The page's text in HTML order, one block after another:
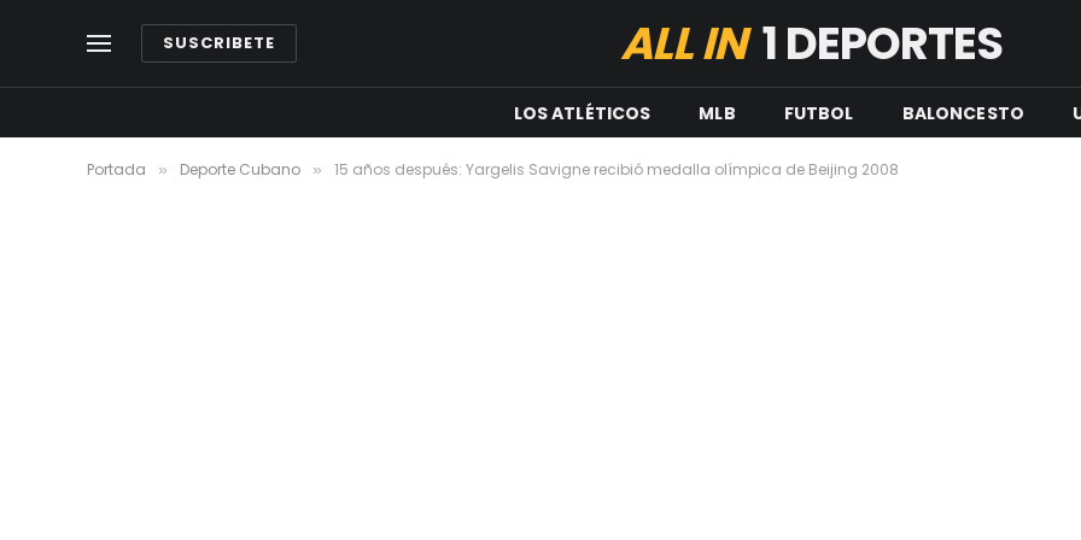
SUSCRIBETE ALL IN1 DEPORTES
LOS ATLÉTICOS MLB FUTBOL BALONCESTO
Portada » Deporte Cubano » 15 años después: Yargelis Savigne recibió medalla olímpica de Beijing 2008